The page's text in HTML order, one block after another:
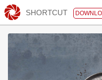
SHORTCUT